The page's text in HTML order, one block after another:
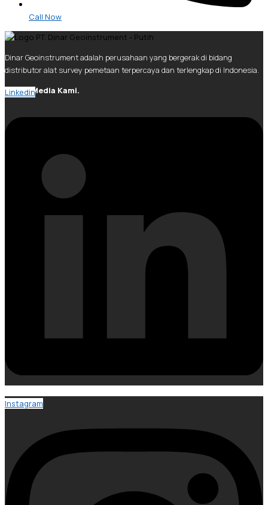
Call Now
Dinar Geoinstrument adalah perusahaan yang bergerak di bidang
distributor alat survey pemetaan terpercaya dan terlengkap di Indonesia.
Social Media Kami.
Linkedin
Instagram